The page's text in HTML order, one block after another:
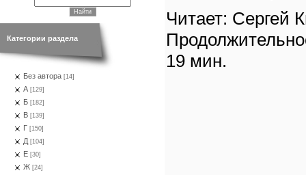
Категории раздела
Без автора [14]
А [129]
Б [182]
В [139]
Г [150]
Д [104]
Е [30]
Ж [24]
Читает: Сергей
19 мин.